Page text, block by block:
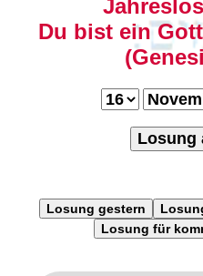
Du bist ein
Losung
Losung gestern
Losung für